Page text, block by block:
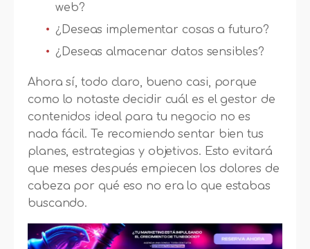
web?
¿Deseas implementar cosas a futuro?
¿Deseas almacenar datos sensibles?
Ahora sí, todo claro, bueno casi, porque
como lo notaste decidir cuál es el gestor de
contenidos ideal para tu negocio no es
nada fácil. Te recomiendo sentar bien tus
planes, estrategias y objetivos. Esto evitará
que meses después empiecen los dolores de
cabeza por qué eso no era lo que estabas
buscando.